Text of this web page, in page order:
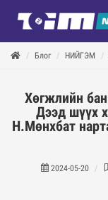
Блог НИЙГЭМ
Хөгжлийн
Дээд шүүх
Н.Мөнхбат
2024-05-20